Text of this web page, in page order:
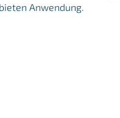
Anwendung.